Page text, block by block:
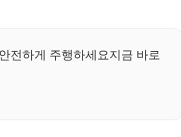
전하게 주행하세요지금 바로